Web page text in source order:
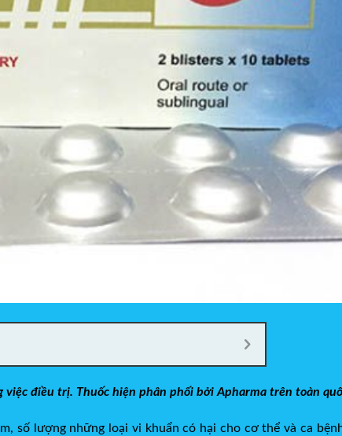
điều trị. Thuốc hiện phân phối bởi Apharma trên toàn
số lượng những loại vi khuẩn có hại cho cơ thể và ca